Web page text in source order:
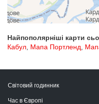
Найпополярніші карти
Кабул, Мапа Портленд,
Світовий годинник
Час в Європі